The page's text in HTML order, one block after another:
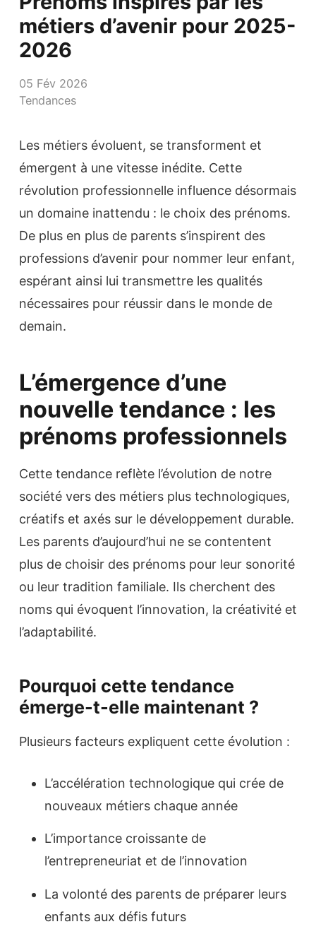
métiers d’avenir pour 2025-
2026
05 Fév 2026
Tendances
Les métiers évoluent, se transforment et
émergent à une vitesse inédite. Cette
révolution professionnelle influence désormais
un domaine inattendu : le choix des prénoms.
De plus en plus de parents s’inspirent des
professions d’avenir pour nommer leur enfant,
espérant ainsi lui transmettre les qualités
nécessaires pour réussir dans le monde de
demain.
L’émergence d’une
nouvelle tendance : les
prénoms professionnels
Cette tendance reflète l’évolution de notre
société vers des métiers plus technologiques,
créatifs et axés sur le développement durable.
Les parents d’aujourd’hui ne se contentent
plus de choisir des prénoms pour leur sonorité
ou leur tradition familiale. Ils cherchent des
noms qui évoquent l’innovation, la créativité et
l’adaptabilité.
Pourquoi cette tendance
émerge-t-elle maintenant ?
Plusieurs facteurs expliquent cette évolution :
L’accélération technologique qui crée de
nouveaux métiers chaque année
L’importance croissante de
l’entrepreneuriat et de l’innovation
La volonté des parents de préparer leurs
enfants aux défis futurs